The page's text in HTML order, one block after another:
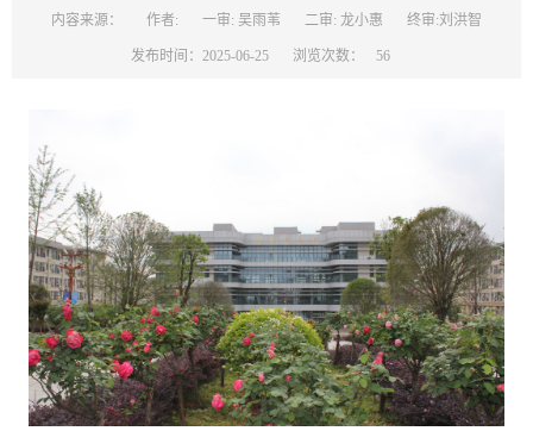
内容来源： 作者: 一审: 吴雨苇 二审: 龙小惠 终审:刘洪智
发布时间：2025-06-25 浏览次数： 56